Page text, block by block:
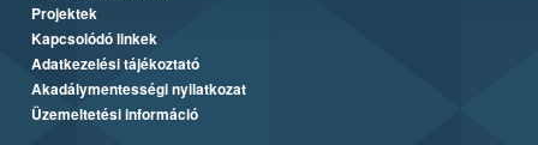
Projektek
Kapcsolódó linkek
Adatkezelési tájékoztató
Akadálymentességi nyilatkozat
Üzemeltetési információ